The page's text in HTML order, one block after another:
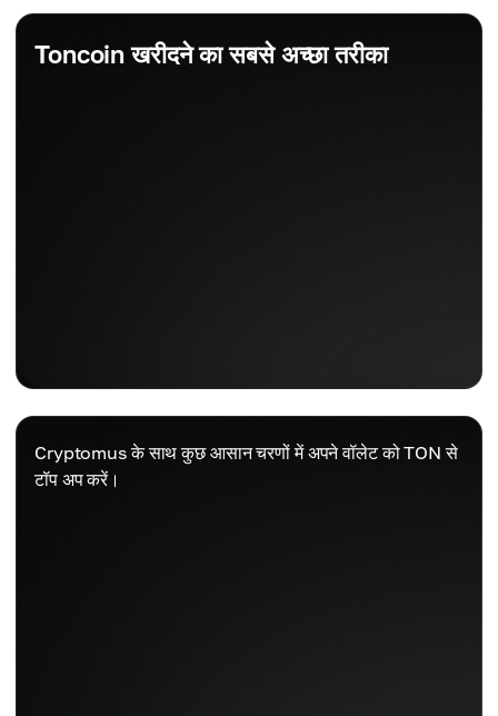
Toncoin खरीदने का सबसे अच्छा तरीका
Cryptomus के साथ कुछ आसान चरणों में अपने वॉलेट को TON से
टॉप अप करें।